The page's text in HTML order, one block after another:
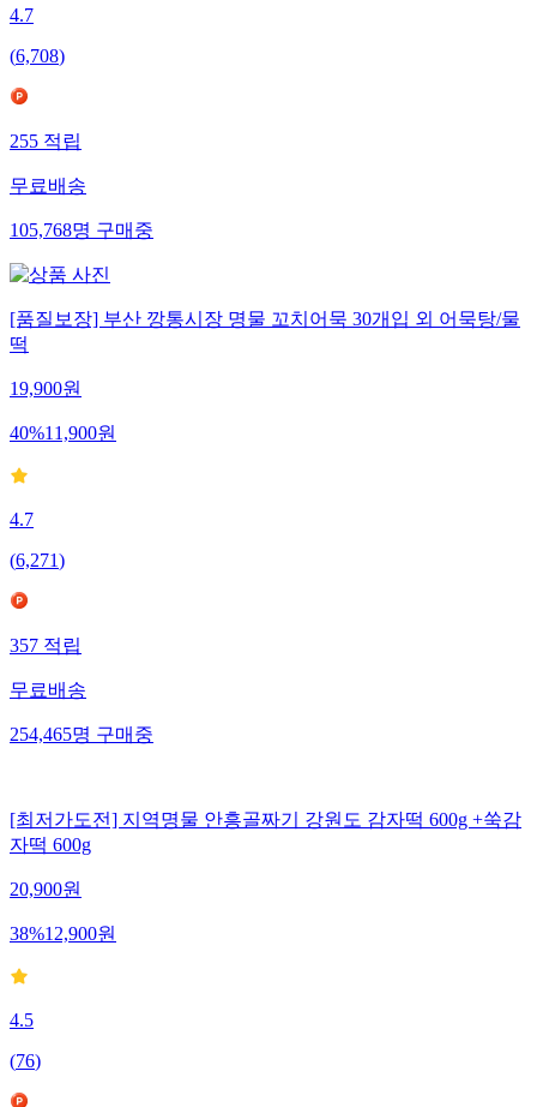
4.7
(6,708)
255 적립
무료배송
105,768명 구매중
[품질보장] 부산 깡통시장 명물 꼬치어묵 30개입 외 어묵탕/물
떡
19,900원
40%11,900원
4.7
(6,271)
357 적립
무료배송
254,465명 구매중
[최저가도전] 지역명물 안흥골짜기 강원도 감자떡 600g +쑥감
자떡 600g
20,900원
38%12,900원
4.5
(76)